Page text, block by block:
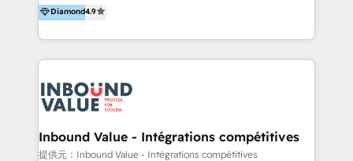
Hourly-fee (assigned one Dedicated HubSpot
Admin); Monthly-fee (HubSpot Admin + Project
far with our HubSpot solutions. ✔️Bespoke apps &
1️⃣ Set Up | Onboarding New or Check-fixing existing
HubSpot portals 2️⃣ Scale Up | 100% HubSpot Task
Execution... Global 24/7 ... All Experts 3️⃣ Integrate |
Slash months from your API Integration project... ⬅️
Click "Contact Business" ⬅️ to access 150+ Kickstart
Integration templates that put HubSpot in the center
of your tech stack, syncing... 🛍️ Shopify or
Diamond4.9
Inbound Value - Intégrations compétitives
提供元：Inbound Value - Intégrations compétitives